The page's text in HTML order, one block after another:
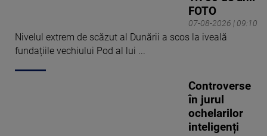
07-08-2026 | 09:10
FOTO
Nivelul extrem de scăzut al Dunării a scos la iveală
fundațiile vechiului Pod al lui ...
Controverse
în jurul
ochelarilor
inteligenți